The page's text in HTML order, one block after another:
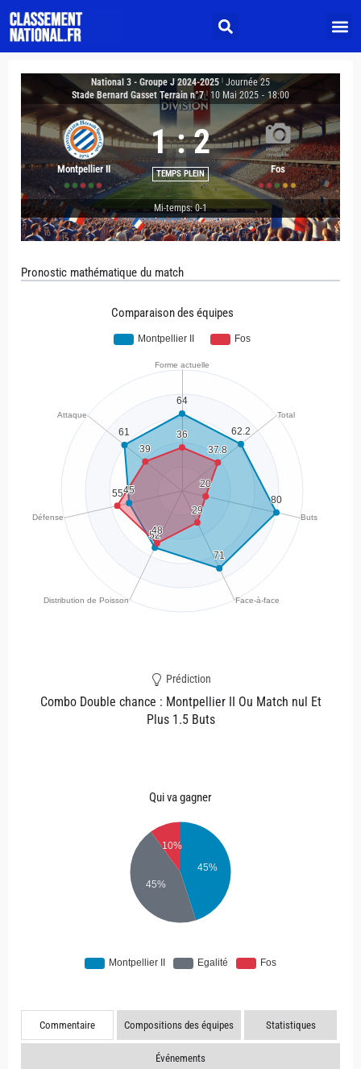
National 3 - Groupe J 2024-2025 Journée 25
Stade Bernard Gasset Terrain n°7
10 Mai 2025 - 18:00
Montpellier II
1 : 2
TEMPS PLEIN Fos
Mi-temps: 0-1
Pronostic mathématique du match
Comparaison des équipes
Prédiction
Combo Double chance : Montpellier II Ou Match nul Et
Plus 1.5 Buts
Qui va gagner
Commentaire Compositions des équipes Statistiques
Événements